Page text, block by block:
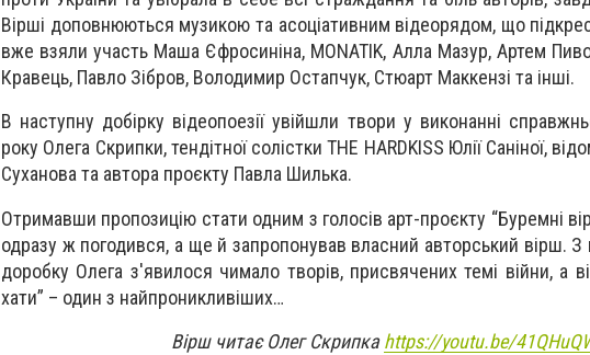
Вірші доповнюються музикою та асоціативним відеорядом, що
вже взяли участь Маша Єфросиніна, MONATIK, Алла Мазур, Артем
Кравець, Павло Зібров, Володимир Остапчук, Стюарт Маккензі та інші.
В наступну добірку відеопоезії увійшли твори у виконанні
року Олега Скрипки, тендітної солістки THE HARDKISS Юлії Саніної,
Суханова та автора проєкту Павла Шилька.
Отримавши пропозицію стати одним з голосів арт-проєкту “Буремні
одразу ж погодився, а ще й запропонував власний авторський вірш. З
доробку Олега з'явилося чимало творів, присвячених темі війни, а
хати” – один з найпроникливіших…
Вірш читає Олег Скрипкаhttps://youtu.be/